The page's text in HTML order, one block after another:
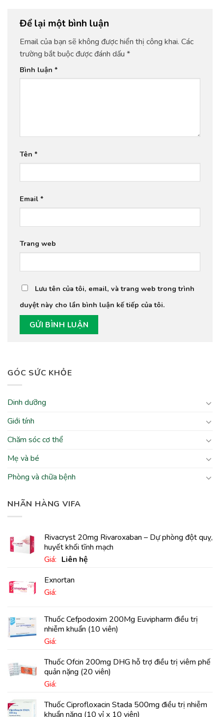
GÓC SỨC KHỎE
Dinh dưỡng
Giới tính
Chăm sóc cơ thể
Mẹ và bé
Phòng và chữa bệnh
NHÃN HÀNG VIFA
Rivacryst 20mg Rivaroxaban – Dự phòng đột quỵ,
huyết khối tĩnh mạch
Giá: Liên hệ
Exnortan
Giá:
Thuốc Cefpodoxim 200Mg Euvipharm điều trị
nhiễm khuẩn (10 viên)
Giá:
Thuốc Ofcin 200mg DHG hỗ trợ điều trị viêm phế
quản nặng (20 viên)
Giá:
Thuốc Ciprofloxacin Stada 500mg điều trị nhiễm
khuẩn nặng (10 vỉ x 10 viên)
Để lại một bình luận
Email của bạn sẽ không được hiển thị công khai. Các
trường bắt buộc được đánh dấu *
Bình luận *
Tên *
Email *
Trang web
Lưu tên của tôi, email, và trang web trong trình
duyệt này cho lần bình luận kế tiếp của tôi.